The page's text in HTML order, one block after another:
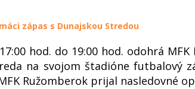
zápas s Dunajskou Stredou
hod. do 19:00 hod. odohrá
na svojom štadióne futbalový
Ružomberok prijal nasledovné